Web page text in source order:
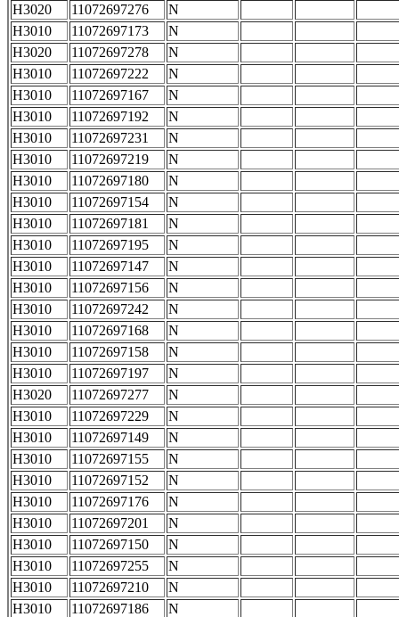
H3020
11072697276
N
H3010
11072697173
N
H3020
11072697278
N
H3010
11072697222
N
H3010
11072697167
N
H3010
11072697192
N
H3010
11072697231
N
H3010
11072697219
N
H3010
11072697180
N
H3010
11072697154
N
H3010
11072697181
N
H3010
11072697195
N
H3010
11072697147
N
H3010
11072697156
N
H3010
11072697242
N
H3010
11072697168
N
H3010
11072697158
N
H3010
11072697197
N
H3020
11072697277
N
H3010
11072697229
N
H3010
11072697149
N
H3010
11072697155
N
H3010
11072697152
N
H3010
11072697176
N
H3010
11072697201
N
H3010
11072697150
N
H3010
11072697255
N
H3010
11072697210
N
H3010
11072697186
N